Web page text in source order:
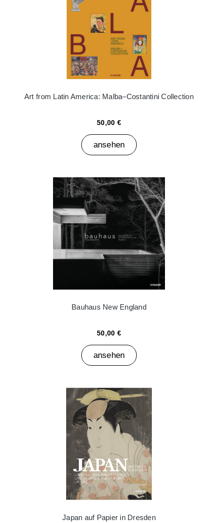
Art from Latin America: Malba–Costantini Collection
50,00 €
ansehen
Bauhaus New England
50,00 €
ansehen
Japan auf Papier in Dresden